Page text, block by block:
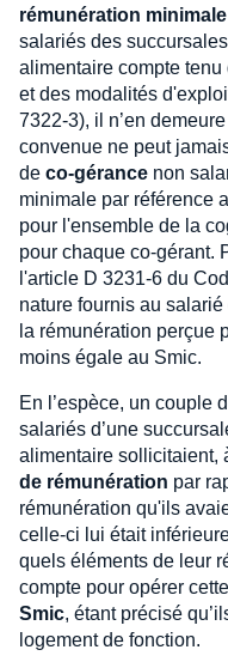
rémunération
salariés des
alimentaire compte
et des modalités
7322-3), il n’en
convenue ne peut
de co-gérance non
minimale par référence
pour l'ensemble de la
pour chaque co-gérant.
l'article D 3231-6 du
nature fournis au
la rémunération perçue
moins égale au Smic.
En l’espèce, un couple
salariés d’une
alimentaire sollicitaient,
de rémunération par
rémunération qu'ils
celle-ci lui était
quels éléments de leur
compte pour opérer cette
Smic, étant précisé
logement de fonction.